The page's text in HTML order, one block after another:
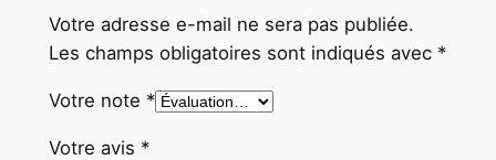
3
0
4
5
Votre adresse e-mail ne sera pas publiée.
Les champs obligatoires sont indiqués avec *
Votre note *
Votre avis *